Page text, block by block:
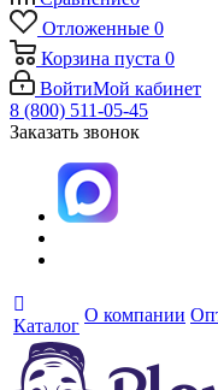
Отложенные 0
Корзина пуста 0
ВойтиМой кабинет
8 (800) 511-05-45
Заказать звонок
Каталог
О компании